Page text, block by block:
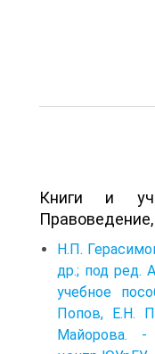
Книги и
Н.П.
др.; под ред.
учебное
Попов, Е.Н.
Майорова. -